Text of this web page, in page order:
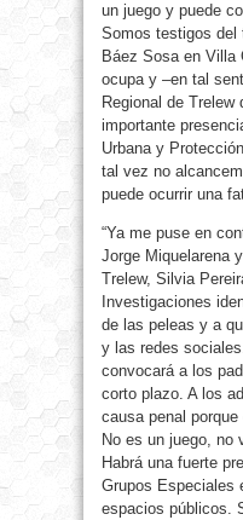
un juego y puede
Somos testigos del
Báez Sosa en Villa
ocupa y –en tal
Regional de Trelew
importante
Urbana y
tal vez no
puede ocurrir una
“Ya me puse en
Jorge Miquelarena
Trelew, Silvia
Investigaciones
de las peleas y a
y las redes
convocará a los
corto plazo. A los
causa penal
No es un juego, no
Habrá una fuerte
Grupos Especiales
espacios públicos.